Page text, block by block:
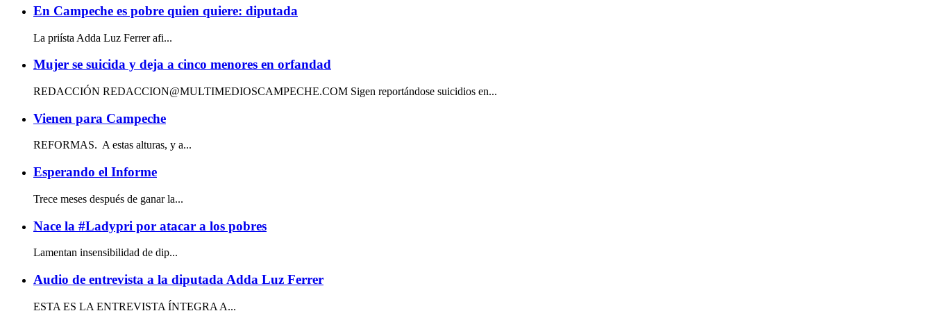
En Campeche es pobre quien quiere: diputada
La priísta Adda Luz Ferrer afi...
Mujer se suicida y deja a cinco menores en orfandad
REDACCIÓN REDACCION@MULTIMEDIOSCAMPECHE.COM Sigen reportándose suicidios en...
Vienen para Campeche
REFORMAS. A estas alturas, y a...
Esperando el Informe
Trece meses después de ganar la...
Nace la #Ladypri por atacar a los pobres
Lamentan insensibilidad de dip...
Audio de entrevista a la diputada Adda Luz Ferrer
ESTA ES LA ENTREVISTA ÍNTEGRA A...